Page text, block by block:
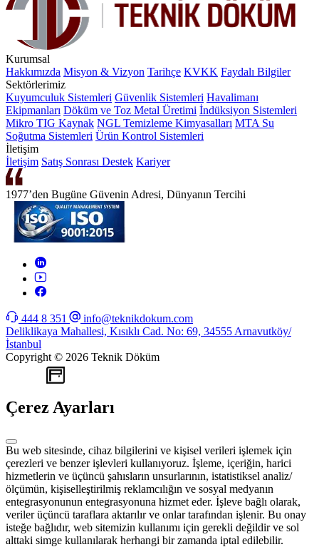
Kurumsal
Hakkımızda Misyon & Vizyon Tarihçe KVKK Faydalı Bilgiler
Sektörlerimiz
Kuyumculuk Sistemleri Güvenlik Sistemleri Havalimanı
Ekipmanları Döküm ve Toz Metal Üretimi İndüksiyon Sistemleri
Mikro TIG Kaynak NGL Temizleme Kimyasalları MTA Su
Soğutma Sistemleri Ürün Kontrol Sistemleri
İletişim
İletişim Satış Sonrası Destek Kariyer
1977’den Bugüne Güvenin Adresi, Dünyanın Tercihi
444 8 351
info@teknikdokum.com
Deliklikaya Mahallesi, Kısıklı Cad. No: 69, 34555 Arnavutköy/
İstanbul
Copyright © 2026 Teknik Döküm
Çerez Ayarları
Bu web sitesinde, cihaz bilgilerini ve kişisel verileri işlemek için
çerezleri ve benzer işlevleri kullanıyoruz. İşleme, içeriğin, harici
hizmetlerin ve üçüncü şahısların unsurlarının, istatistiksel analiz/
ölçümün, kişiselleştirilmiş reklamcılığın ve sosyal medyanın
entegrasyonunun entegrasyonuna hizmet eder. İşleve bağlı olarak,
veriler üçüncü taraflara aktarılır ve onlar tarafından işlenir. Bu onay
isteğe bağlıdır, web sitemizin kullanımı için gerekli değildir ve sol
alttaki simge kullanılarak herhangi bir zamanda iptal edilebilir.